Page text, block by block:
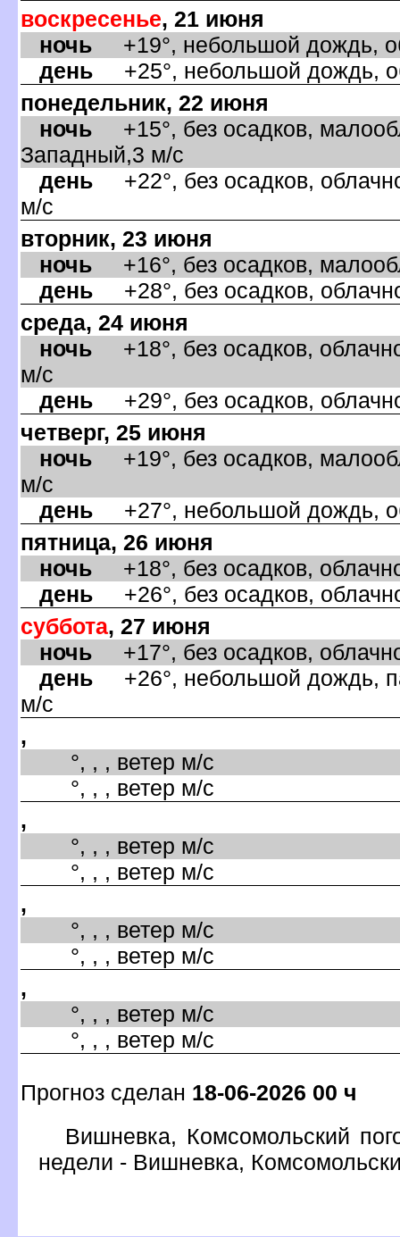
оскресенье, 21 июня
ночь +19°, небольшой дождь,
день +25°, небольшой дождь,
понедельник, 22 июня
ночь +15°, без осадков,
Западный,3 м/с
день +22°, без осадков,
м/с
торник, 23 июня
ночь +16°, без осадков,
день +28°, без осадков,
среда, 24 июня
ночь +18°, без осадков,
м/с
день +29°, без осадков,
четверг, 25 июня
ночь +19°, без осадков,
м/с
день +27°, небольшой дождь,
пятница, 26 июня
ночь +18°, без осадков,
день +26°, без осадков,
суббота, 27 июня
ночь +17°, без осадков,
день +26°, небольшой дождь,
м/с
,
°, , , ветер м/с
°, , , ветер м/с
,
°, , , ветер м/с
°, , , ветер м/с
,
°, , , ветер м/с
°, , , ветер м/с
,
°, , , ветер м/с
°, , , ветер м/с
Прогноз сделан 18-06-2026 00 ч
ишневка, Комсомольский
недели - Вишневка,